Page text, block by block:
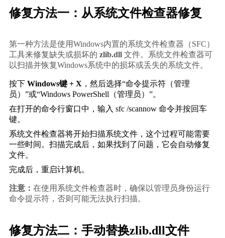
修复方法一：从系统文件检查器修复
第一种方法是使用Windows内置的系统文件检查器（SFC）
工具来修复缺失或损坏的 zlib.dll 文件。系统文件检查器可
以扫描并恢复Windows系统中的损坏或丢失的系统文件。
按下 Windows键 + X ，然后选择“命令提示符（管理
员）”或“Windows PowerShell（管理员）”。
在打开的命令行窗口中，输入 sfc /scannow 命令并按回车
键。
系统文件检查器将开始扫描系统文件，这个过程可能需要
一些时间。扫描完成后，如果找到了问题，它会自动修复
文件。
完成后，重启计算机。
注意： 在使用系统文件检查器时，确保以管理员身份运行
命令提示符，否则可能无法执行扫描。
修复方法二：手动替换zlib.dll文件